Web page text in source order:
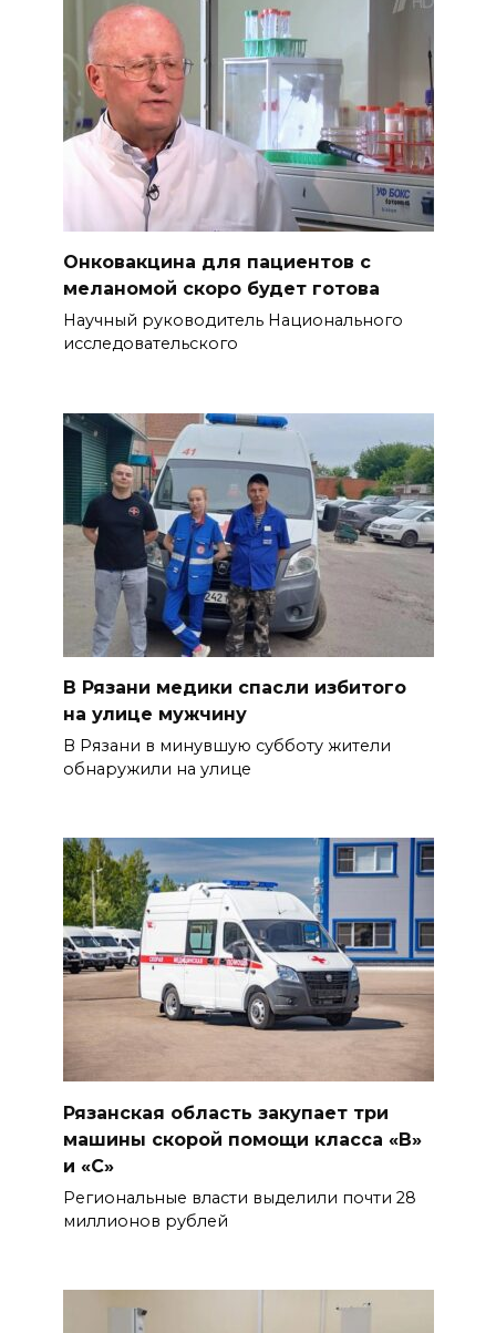
Онковакцина для пациентов с
меланомой скоро будет готова
Научный руководитель Национального
исследовательского
В Рязани медики спасли избитого
на улице мужчину
В Рязани в минувшую субботу жители
обнаружили на улице
Рязанская область закупает три
машины скорой помощи класса «В»
и «С»
Региональные власти выделили почти 28
миллионов рублей